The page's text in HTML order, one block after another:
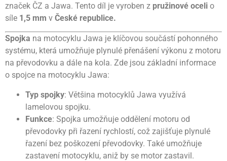
značek ČZ a Jawa. Tento díl je vyroben z pružinové oceli o
síle 1,5 mm v České republice.
Spojka na motocyklu Jawa je klíčovou součástí pohonného
systému, která umožňuje plynulé přenášení výkonu z motoru
na převodovku a dále na kola. Zde jsou základní informace
o spojce na motocyklu Jawa:
Typ spojky: Většina motocyklů Jawa využívá
lamelovou spojku.
Funkce: Spojka umožňuje oddělení motoru od
převodovky při řazení rychlostí, což zajišťuje plynulé
řazení bez poškození převodovky. Také umožňuje
zastavení motocyklu, aniž by se motor zastavil.